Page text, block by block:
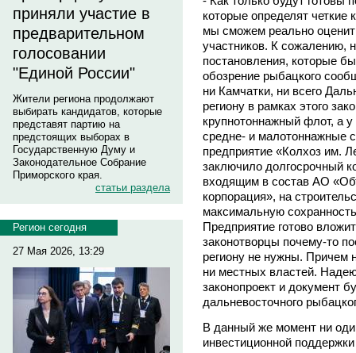
приняли участие в
предварительном
голосовании
"Единой России"
Жители региона продолжают
выбирать кандидатов, которые
представят партию на
предстоящих выборах в
Государственную Думу и
Законодательное Собрание
Приморского края.
статьи раздела
Регион сегодня
27 Мая 2026, 13:29
которые определят четкие
мы сможем реально
участников. К сожалению,
постановления, которые
обозрение рыбацкого
ни Камчатки, ни всего
региону в рамках этого
крупнотоннажный флот, а
средне- и малотоннажные
предприятие «Колхоз им.
заключило долгосрочный
входящим в состав АО
корпорация», на
максимальную
Предприятие готово
законотворцы почему-то
региону не нужны. Причем
ни местных властей.
законопроект и документ
дальневосточного
В данный же момент ни
инвестиционной